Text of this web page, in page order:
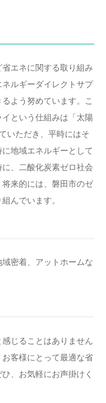
エネに関する取り組み
ルギーダイレクトサプ
よう努めています。こ
という仕組みは「太陽
いただき、平時にはそ
地域エネルギーとして
、二酸化炭素ゼロ社会
来的には、磐田市のゼ
んでいます。
密着、アットホームな
じることはありません
客様にとって最適な省
、お気軽にお声掛けく